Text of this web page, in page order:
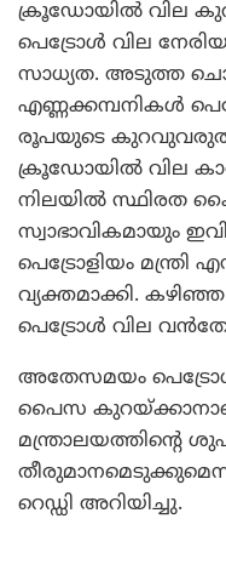
ക്രൂഡോയില്‍ വില
പെട്രോള്‍ വില
സാധ്യത. അടുത്ത
എണ്ണക്കമ്പനികള്‍
രൂപയുടെ
ക്രൂഡോയില്‍ വില
നിലയില്‍ സ്ഥിരത
സ്വാഭാവികമായും
പെട്രോളിയം
വ്യക്തമാക്കി.
പെട്രോള്‍ വില
അതേസമയം
പൈസ കുറയ്ക്കാനാണു
മന്ത്രാലയത്തിന്റെ
റെഡ്ഡി അറിയിച്ചു.